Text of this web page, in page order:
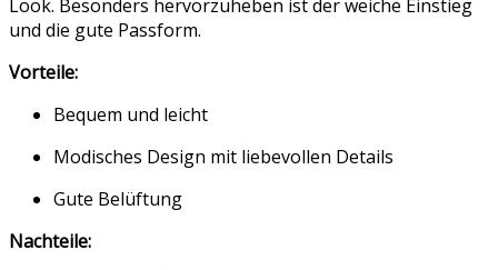
Look. Besonders hervorzuheben ist der weiche Einstieg
und die gute Passform.
Vorteile:
Bequem und leicht
Modisches Design mit liebevollen Details
Gute Belüftung
Nachteile: